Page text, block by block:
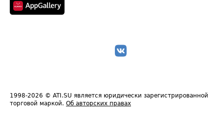
1998-2026 © ATI.SU является юридически зарегистрированной
торговой маркой. Об авторских правах